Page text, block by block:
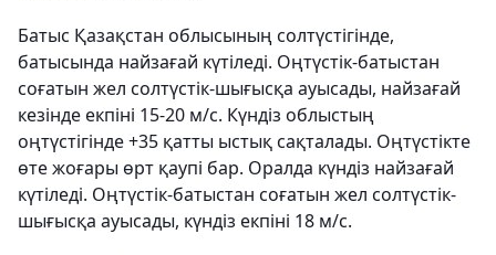
Батыс Қазақстан облысының солтүстігінде,
батысында найзағай күтіледі. Оңтүстік-батыстан
соғатын жел солтүстік-шығысқа ауысады, найзағай
кезінде екпіні 15-20 м/с. Күндіз облыстың
оңтүстігінде +35 қатты ыстық сақталады. Оңтүстікте
өте жоғары өрт қаупі бар. Оралда күндіз найзағай
күтіледі. Оңтүстік-батыстан соғатын жел солтүстік-
шығысқа ауысады, күндіз екпіні 18 м/с.